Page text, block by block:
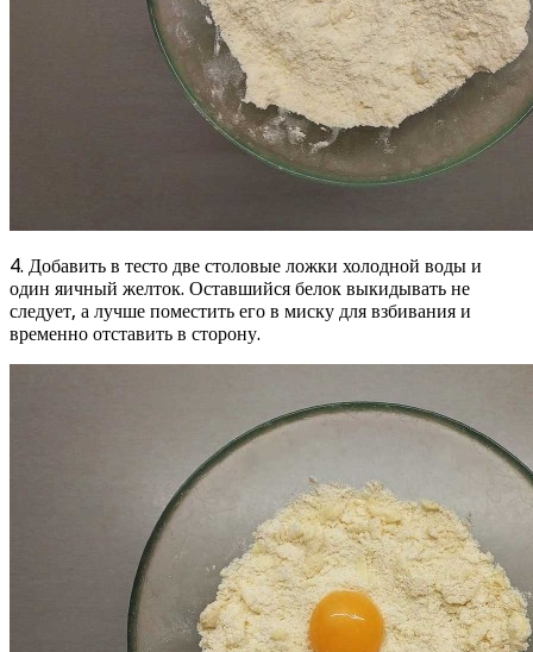
4. Добавить в тесто две столовые ложки холодной воды и
один яичный желток. Оставшийся белок выкидывать не
следует, а лучше поместить его в миску для взбивания и
временно отставить в сторону.